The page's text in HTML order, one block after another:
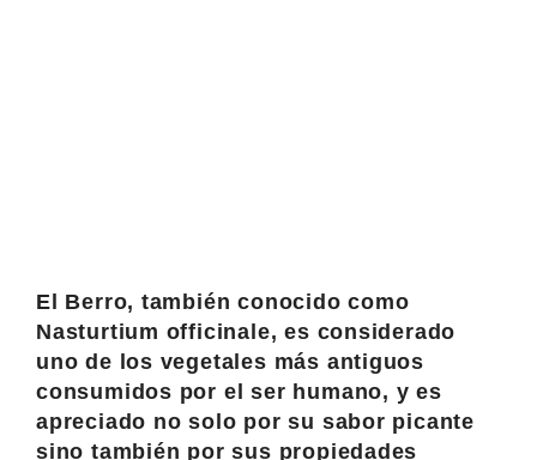
El Berro, también conocido como
Nasturtium officinale, es considerado
uno de los vegetales más antiguos
consumidos por el ser humano, y es
apreciado no solo por su sabor picante
sino también por sus propiedades